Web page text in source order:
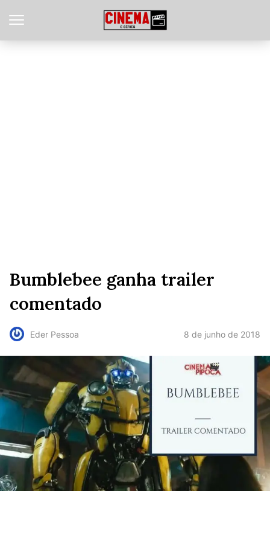
Bumblebee ganha trailer
comentado
Eder Pessoa 8 de junho de 2018